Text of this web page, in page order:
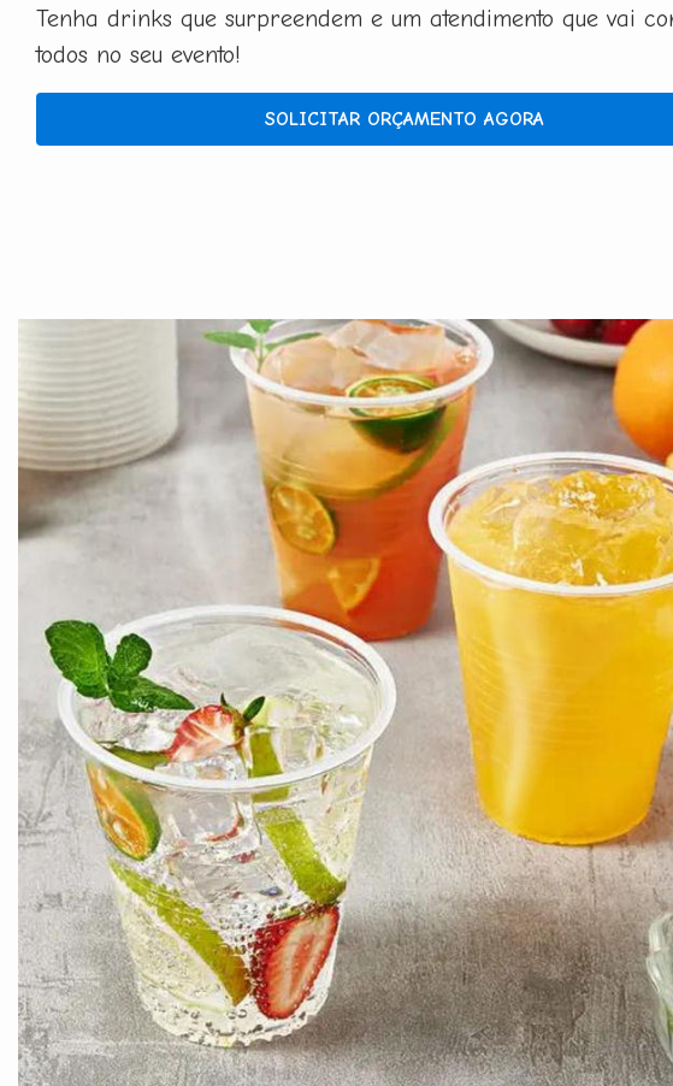
Tenha drinks que surpreendem e um atendimento que vai
todos no seu evento!
SOLICITAR ORÇAMENTO AGORA